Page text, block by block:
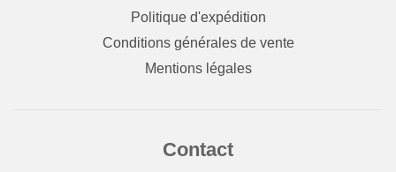
Politique d'expédition
Conditions générales de vente
Mentions légales
Contact